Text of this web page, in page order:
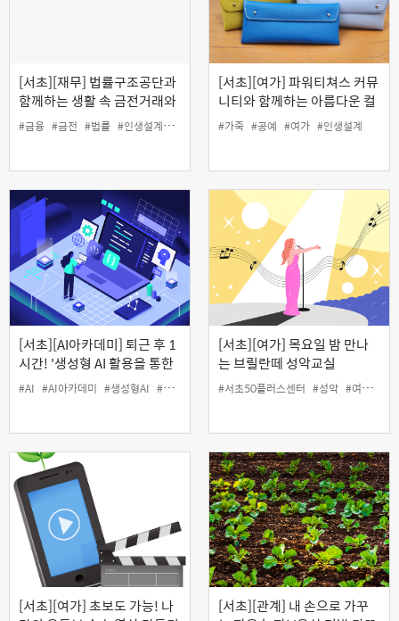
[서초][재무] 법률구조공단과
함께하는 생활 속 금전거래와
채무관리 바로 알기(온라인)
#금융 #금전 #법률 #인생설계 #재무 #채무
[서초][여가] 파워티쳐스 커뮤
니티와 함께하는 아름다운 컬
러와 가죽의 콜라보! '나만의
가죽필통 만들기' (원데이)
#가죽 #공예 #여가 #인생설계
[서초][AI아카데미] 퇴근 후 1
시간! '생성형 AI 활용을 통한
수익화 과정 기초'
#AI #AI아카데미 #생성형AI #여가 #인생설계
[서초][여가] 목요일 밤 만나
는 브릴란떼 성악교실
#서초50플러스센터 #성악 #여가
[서초][여가] 초보도 가능! 나
[서초][관계] 내 손으로 가꾸